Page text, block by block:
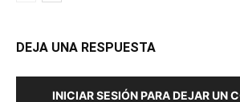
DEJA UNA RESPUESTA
INICIAR SESIÓN PARA DEJAR UN